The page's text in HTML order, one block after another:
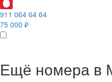
911 064 64 64
75 000 ₽
Ещё номера в